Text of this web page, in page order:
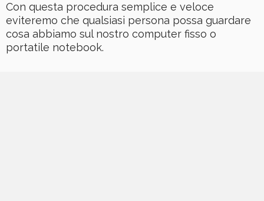
Con questa procedura semplice e veloce
eviteremo che qualsiasi persona possa guardare
cosa abbiamo sul nostro computer fisso o
portatile notebook.